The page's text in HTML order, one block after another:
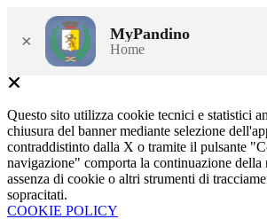
× MyPandino
Home
Questo sito utilizza cookie tecnici e statistici
chiusura del banner mediante selezione
contraddistinto dalla X o tramite il pulsante
navigazione" comporta la continuazione della
assenza di cookie o altri strumenti di
sopracitati.
COOKIE POLICY